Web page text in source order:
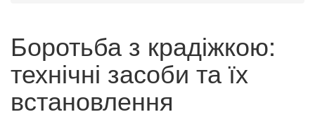
Боротьба з крадіжкою:
технічні засоби та їх
встановлення